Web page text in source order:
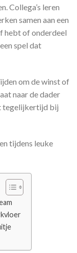
Collega’s leren
samen aan een
hebt of onderdeel
spel dat
om de winst of
naar de dader
tegelijkertijd bij